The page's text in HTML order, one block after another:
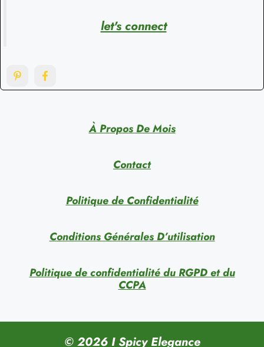
let's connect
À Propos De Mois
Contact
Politique de Confidentialité
Conditions Générales D’utilisation
Politique de confidentialité du RGPD et du
CCPA
© 2026 I Spicy Elegance